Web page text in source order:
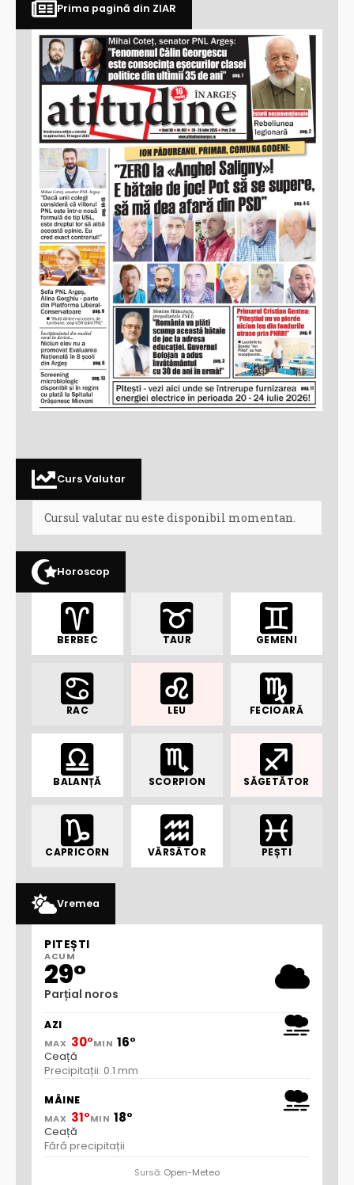
Prima pagină din ZIAR
Curs Valutar
Cursul valutar nu este disponibil momentan.
Horoscop
BERBEC TAUR GEMENI
RAC LEU FECIOARĂ
BALANȚĂ SCORPION SĂGETĂTOR
CAPRICORN VĂRSĂTOR PEȘTI
Vremea
PITEȘTI
ACUM
29°
Parțial noros
AZI
MAX 30°MIN 16°
Ceață
Precipitații: 0.1 mm
MÂINE
MAX 31°MIN 18°
Ceață
Fără precipitații
Sursă: Open-Meteo